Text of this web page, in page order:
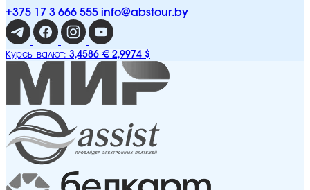
+375 17 3 666 555 info@abstour.by
Курсы валют: 3,4586 € 2,9974 $